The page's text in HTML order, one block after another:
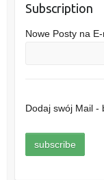
Subscription
Nowe Posty na
Dodaj swój Mail -